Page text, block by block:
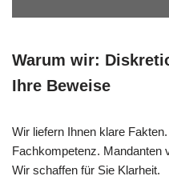
Warum wir:
Ihre Beweise
Wir liefern Ihnen klare
Fachkompetenz. Mandanten
Wir schaffen für Sie Klarheit.